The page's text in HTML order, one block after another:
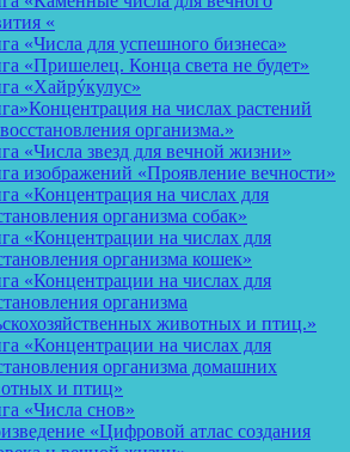
«
«Числа для успешного бизнеса»
«Пришелец. Конца света не будет»
«Хайрýкулус»
на числах растений
организма.»
«Числа звезд для вечной жизни»
изображений «Проявление вечности»
«Концентрация на числах для
организма собак»
«Концентрации на числах для
организма кошек»
«Концентрации на числах для
организма
животных и птиц.»
«Концентрации на числах для
организма домашних
и птиц»
«Числа снов»
«Цифровой атлас создания